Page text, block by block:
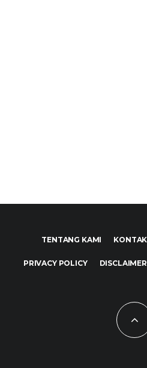
TENTANG KAMI
PRIVACY POLICY DISCLAIMER